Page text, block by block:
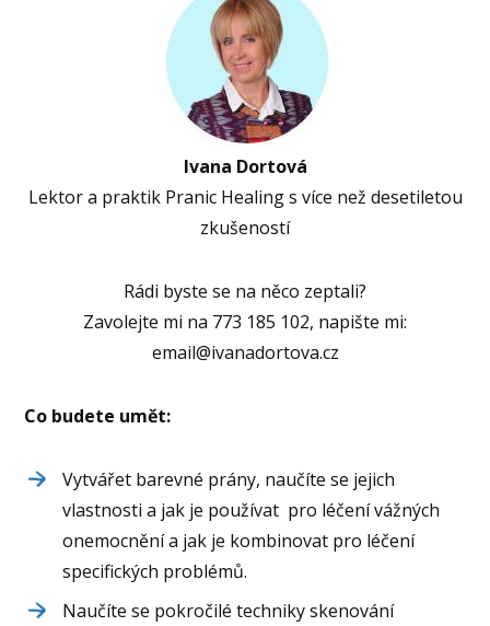
Ivana Dortová
Lektor a praktik Pranic Healing s více než desetiletou
zkušeností
Rádi byste se na něco zeptali?
Zavolejte mi na 773 185 102, napište mi:
email@ivanadortova.cz
Co budete umět:
Vytvářet barevné prány, naučíte se jejich
vlastnosti a jak je používat pro léčení vážných
onemocnění a jak je kombinovat pro léčení
specifických problémů.
Naučíte se pokročilé techniky skenování